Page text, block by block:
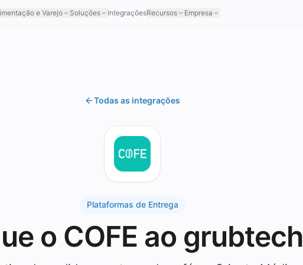
e Varejo Soluções IntegraçõesRecursos Empresa
Todas as integrações
Plataformas de Entrega
o COFE ao grubtech